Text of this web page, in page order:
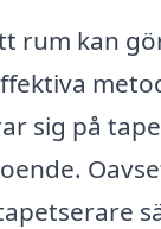
rum kan
sig på